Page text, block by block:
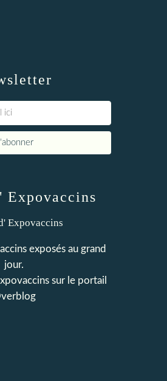
Expovaccins
exposés au grand
jour.
sur le portail